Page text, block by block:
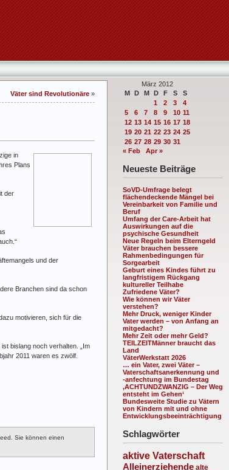
März 2012
M D M D F S
S
1
2 3
4
5
6 7 8 9 10 11
12 13 14 15 16 17 18
19 20 21 22 23 24 25
26 27 28 29 30 31
« Feb
Apr »
Neueste Beiträge
SoVD-Umfrage belegt
flächendeckende Mängel bei
Vereinbarkeit von Familie und
Beruf
Umfang der Care-Arbeit hat
Auswirkungen auf die
psychische Gesundheit
Neue Regeln beim Elterngeld
Väter brauchen bessere
Rahmenbedingungen für
Sorgearbeit
Geburt eines Kindes führt zu
langfristigem Rückgang
kultureller Teilhabe
Zufriedene Väter?
Wie können wir Väter
verstehen?
Mehr Druck, weniger Kinder
Vater werden – von Anfang an
mitgedacht?
Mehr Zeit oder mehr Geld?
TEILZEITMänner braucht das
Land
VäterWerkstatt 2026
… ein Vater, zwei Väter –
Vaterschaftsanerkennung und
-anfechtung im Bundestag
‚ACHTUNDZWANZIG – Der Weg
entsteht im Gehen‘
Bundesweite Studie zu Vätern
von Kindern mit und ohne
Entwicklungsbeeinträchtigung
Schlagwörter
aktive Vaterschaft
Alleinerziehende alte
Väter sind Revolutionäre »
in
Plans
der
und der
Branchen sind da schon
motivieren, sich für die
bislang noch verhalten. „Im
2011 waren es zwölf.
Sie können einen